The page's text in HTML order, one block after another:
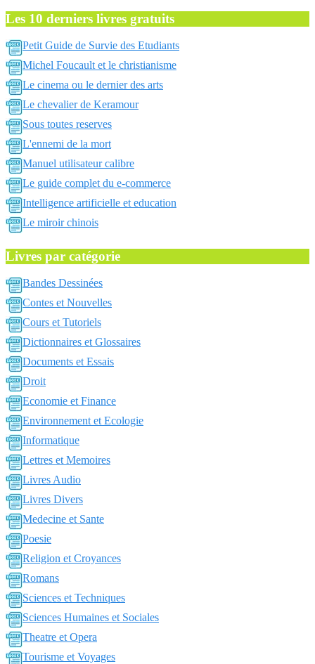
Les 10 derniers livres gratuits
Petit Guide de Survie des Etudiants
Michel Foucault et le christianisme
Le cinema ou le dernier des arts
Le chevalier de Keramour
Sous toutes reserves
L'ennemi de la mort
Manuel utilisateur calibre
Le guide complet du e-commerce
Intelligence artificielle et education
Le miroir chinois
Livres par catégorie
Bandes Dessinées
Contes et Nouvelles
Cours et Tutoriels
Dictionnaires et Glossaires
Documents et Essais
Droit
Economie et Finance
Environnement et Ecologie
Informatique
Lettres et Memoires
Livres Audio
Livres Divers
Medecine et Sante
Poesie
Religion et Croyances
Romans
Sciences et Techniques
Sciences Humaines et Sociales
Theatre et Opera
Tourisme et Voyages